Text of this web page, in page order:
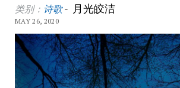
类别： 诗歌- 月光皎洁
MAY 26, 2020